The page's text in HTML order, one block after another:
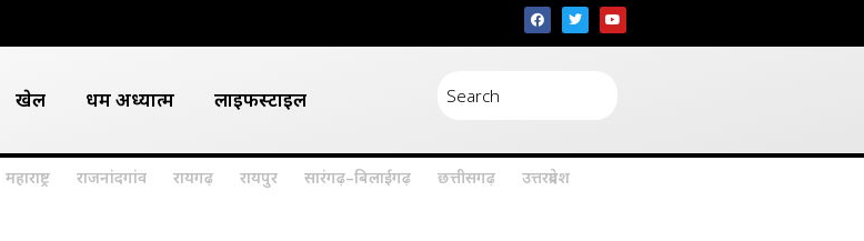
खेल धर्म अध्यात्म लाइफस्टाइल
महाराष्ट्र राजनांदगांव रायगढ़ रायपुर सारंगढ़–बिलाईगढ़ छत्तीसगढ़ उत्तरप्रदेश